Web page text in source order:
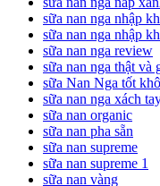
sữa nan nga nhập
sữa nan nga nhập
sữa nan nga review
sữa nan nga thật và
sữa Nan Nga tốt
sữa nan nga xách
sữa nan organic
sữa nan pha sẵn
sữa nan supreme
sữa nan supreme 1
sữa nan vàng